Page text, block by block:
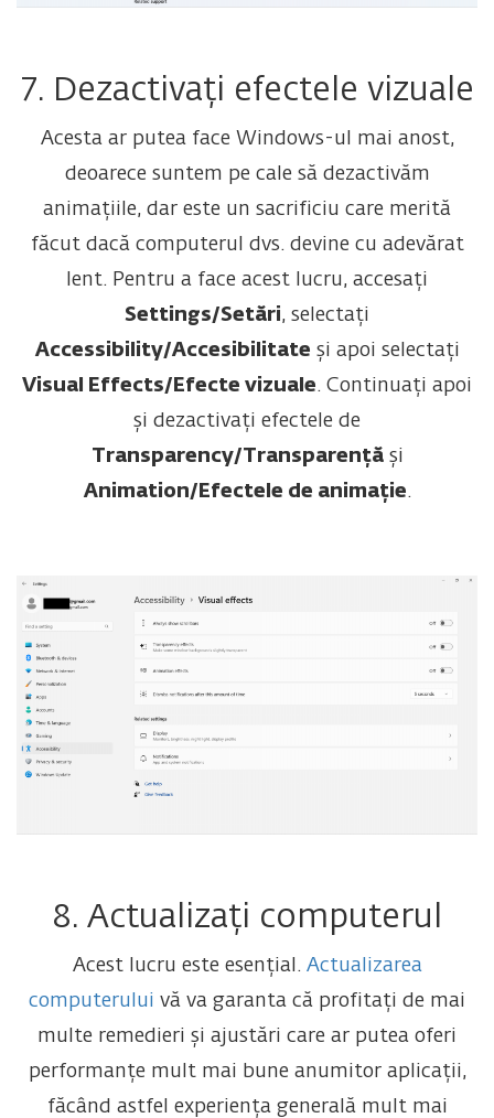
7. Dezactivați efectele vizuale
Acesta ar putea face Windows-ul mai anost,
deoarece suntem pe cale să dezactivăm
animațiile, dar este un sacrificiu care merită
făcut dacă computerul dvs. devine cu adevărat
lent. Pentru a face acest lucru, accesați
Settings/Setări, selectați
Accessibility/Accesibilitate și apoi selectați
Visual Effects/Efecte vizuale. Continuați apoi
și dezactivați efectele de
Transparency/Transparențăși
Animation/Efectele de animație.
8. Actualizați computerul
Acest lucru este esențial. Actualizarea
computerului vă va garanta că profitați de mai
multe remedieri și ajustări care ar putea oferi
performanțe mult mai bune anumitor aplicații,
făcând astfel experiența generală mult mai